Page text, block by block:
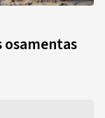
osamentas